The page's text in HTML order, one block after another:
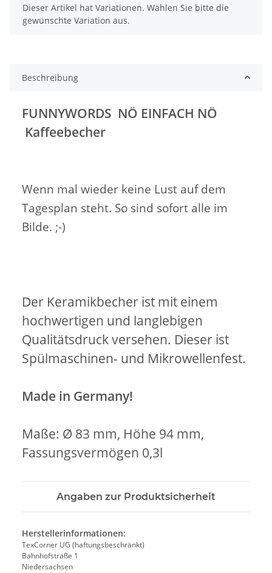
x
Dieser Artikel hat Variationen. Wählen Sie bitte die
gewünschte Variation aus.
Beschreibung
FUNNYWORDS NÖ EINFACH NÖ
Kaffeebecher
Wenn mal wieder keine Lust auf dem
Tagesplan steht. So sind sofort alle im
Bilde. ;-)
Der Keramikbecher ist mit einem
hochwertigen und langlebigen
Qualitätsdruck versehen. Dieser ist
Spülmaschinen- und Mikrowellenfest.
Made in Germany!
Maße: Ø 83 mm, Höhe 94 mm,
Fassungsvermögen 0,3l
Angaben zur Produktsicherheit
Herstellerinformationen:
TexCorner UG (haftungsbeschränkt)
Bahnhofstraße 1
Niedersachsen